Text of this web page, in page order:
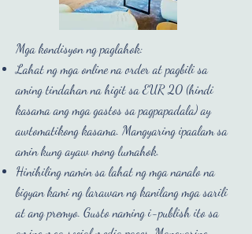
Mga kondisyon ng paglahok:
Lahat ng mga online na order at pagbili sa
aming tindahan na higit sa EUR 20 (hindi
kasama ang mga gastos sa pagpapadala) ay
awtomatikong kasama. Mangyaring ipaalam sa
amin kung ayaw mong lumahok.
Hinihiling namin sa lahat ng mga nanalo na
bigyan kami ng larawan ng kanilang mga sarili
at ang premyo. Gusto naming i-publish ito sa